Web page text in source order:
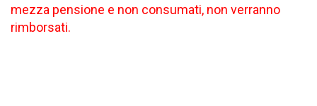
mezza pensione e non consumati, non verranno
rimborsati.